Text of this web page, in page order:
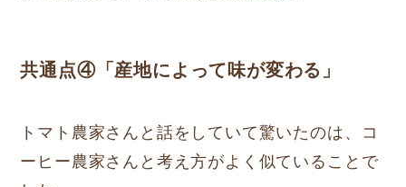
共通点④「産地によって味が変わる」
トマト農家さんと話をしていて驚いたのは、コ
ーヒー農家さんと考え方がよく似ていることで